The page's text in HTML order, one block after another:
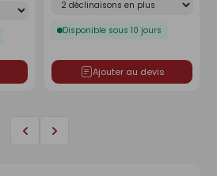
Disponible sous 10 jours
Ajouter au devis
Page
Page